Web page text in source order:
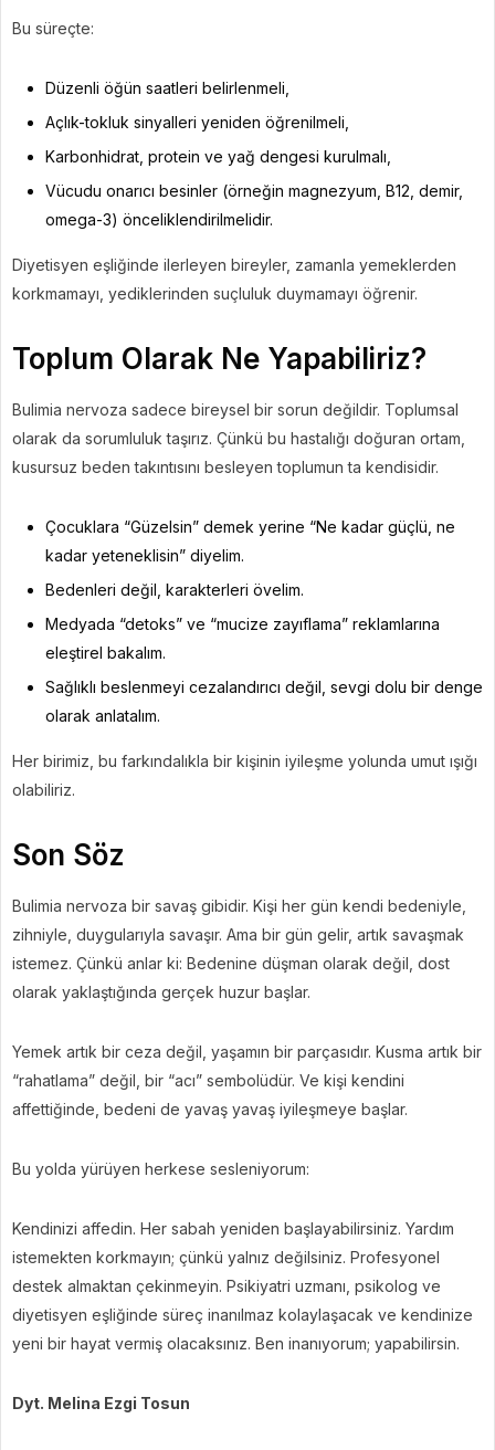
Bu süreçte:
Düzenli öğün saatleri belirlenmeli,
Açlık-tokluk sinyalleri yeniden öğrenilmeli,
Karbonhidrat, protein ve yağ dengesi kurulmalı,
Vücudu onarıcı besinler (örneğin magnezyum, B12, demir,
omega-3) önceliklendirilmelidir.
Diyetisyen eşliğinde ilerleyen bireyler, zamanla yemeklerden
korkmamayı, yediklerinden suçluluk duymamayı öğrenir.
Toplum Olarak Ne Yapabiliriz?
Bulimia nervoza sadece bireysel bir sorun değildir. Toplumsal
olarak da sorumluluk taşırız. Çünkü bu hastalığı doğuran ortam,
kusursuz beden takıntısını besleyen toplumun ta kendisidir.
Çocuklara “Güzelsin” demek yerine “Ne kadar güçlü, ne
kadar yeteneklisin” diyelim.
Bedenleri değil, karakterleri övelim.
Medyada “detoks” ve “mucize zayıflama” reklamlarına
eleştirel bakalım.
Sağlıklı beslenmeyi cezalandırıcı değil, sevgi dolu bir denge
olarak anlatalım.
Her birimiz, bu farkındalıkla bir kişinin iyileşme yolunda umut ışığı
olabiliriz.
Son Söz
Bulimia nervoza bir savaş gibidir. Kişi her gün kendi bedeniyle,
zihniyle, duygularıyla savaşır. Ama bir gün gelir, artık savaşmak
istemez. Çünkü anlar ki: Bedenine düşman olarak değil, dost
olarak yaklaştığında gerçek huzur başlar.
Yemek artık bir ceza değil, yaşamın bir parçasıdır. Kusma artık bir
“rahatlama” değil, bir “acı” sembolüdür. Ve kişi kendini
affettiğinde, bedeni de yavaş yavaş iyileşmeye başlar.
Bu yolda yürüyen herkese sesleniyorum:
Kendinizi affedin. Her sabah yeniden başlayabilirsiniz. Yardım
istemekten korkmayın; çünkü yalnız değilsiniz. Profesyonel
destek almaktan çekinmeyin. Psikiyatri uzmanı, psikolog ve
diyetisyen eşliğinde süreç inanılmaz kolaylaşacak ve kendinize
yeni bir hayat vermiş olacaksınız. Ben inanıyorum; yapabilirsin.
Dyt. Melina Ezgi Tosun